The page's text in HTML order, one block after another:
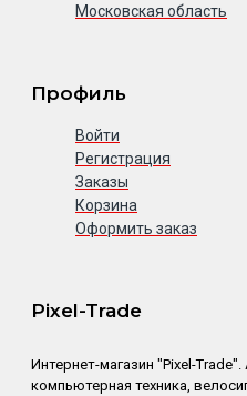
Московская область
Профиль
Войти
Регистрация
Заказы
Корзина
Оформить заказ
Pixel-Trade
Интернет-магазин "Pixel-
компьютерная техника,